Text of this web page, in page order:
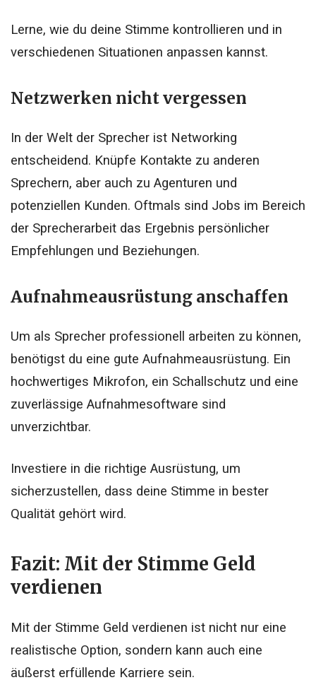
Lerne, wie du deine Stimme kontrollieren und in
verschiedenen Situationen anpassen kannst.
Netzwerken nicht vergessen
In der Welt der Sprecher ist Networking
entscheidend. Knüpfe Kontakte zu anderen
Sprechern, aber auch zu Agenturen und
potenziellen Kunden. Oftmals sind Jobs im Bereich
der Sprecherarbeit das Ergebnis persönlicher
Empfehlungen und Beziehungen.
Aufnahmeausrüstung anschaffen
Um als Sprecher professionell arbeiten zu können,
benötigst du eine gute Aufnahmeausrüstung. Ein
hochwertiges Mikrofon, ein Schallschutz und eine
zuverlässige Aufnahmesoftware sind
unverzichtbar.
Investiere in die richtige Ausrüstung, um
sicherzustellen, dass deine Stimme in bester
Qualität gehört wird.
Fazit: Mit der Stimme Geld
verdienen
Mit der Stimme Geld verdienen ist nicht nur eine
realistische Option, sondern kann auch eine
äußerst erfüllende Karriere sein.